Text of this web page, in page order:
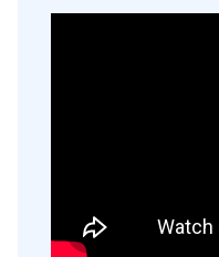
získali v důsledku